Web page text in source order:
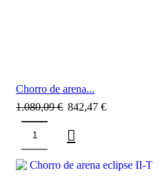
Chorro de arena...
1.080,09€ 842,47 €